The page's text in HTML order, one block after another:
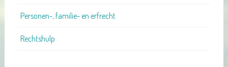
Personen-, familie- en erfrecht
Rechtshulp